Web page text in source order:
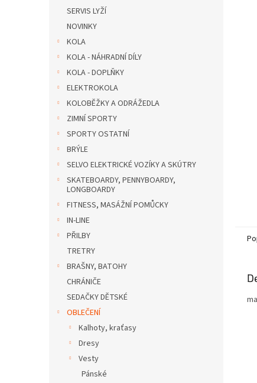
SERVIS LYŽÍ
NOVINKY
KOLA
KOLA - NÁHRADNÍ DÍLY
KOLA - DOPLŇKY
ELEKTROKOLA
KOLOBĚŽKY A ODRÁŽEDLA
ZIMNÍ SPORTY
SPORTY OSTATNÍ
BRÝLE
SELVO ELEKTRICKÉ VOZÍKY A SKÚTRY
SKATEBOARDY, PENNYBOARDY,
LONGBOARDY
FITNESS, MASÁŽNÍ POMŮCKY
IN-LINE
PŘILBY
TRETRY
BRAŠNY, BATOHY
CHRÁNIČE
SEDAČKY DĚTSKÉ
OBLEČENÍ
Kalhoty, kraťasy
Dresy
Vesty
Pánské